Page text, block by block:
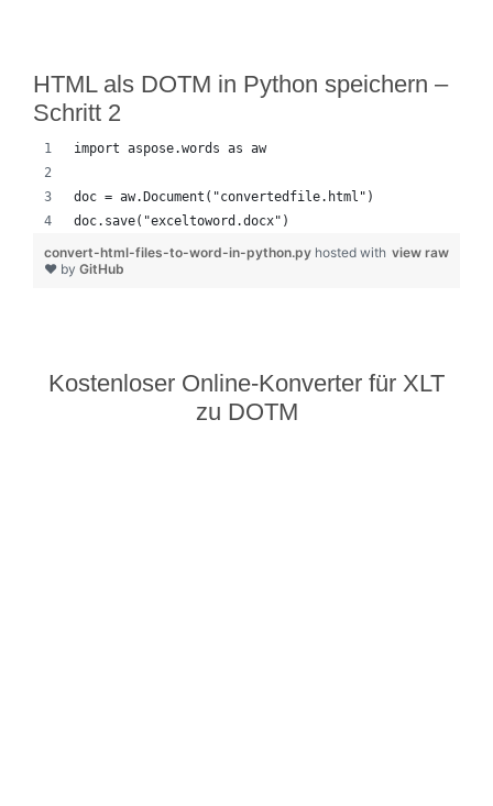
HTML als DOTM in Python speichern –
Schritt 2
import aspose.words as aw
doc = aw.Document("convertedfile.html")
doc.save("exceltoword.docx")
view raw
convert-html-files-to-word-in-python.py hosted with
❤ by GitHub
Kostenloser Online-Konverter für XLT
zu DOTM